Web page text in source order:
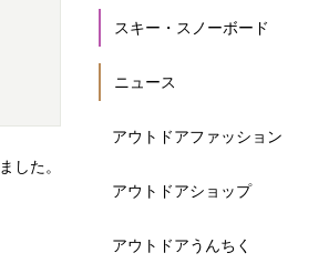
した。
スキー・スノーボード
ニュース
アウトドアファッション
アウトドアショップ
アウトドアうんちく